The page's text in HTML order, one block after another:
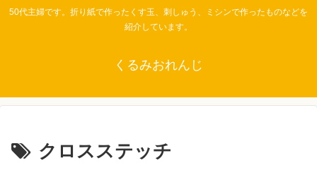
50代主婦です。折り紙で作ったくす玉、刺しゅう、ミシンで作ったものなどを
紹介しています。
くるみおれんじ
クロスステッチ